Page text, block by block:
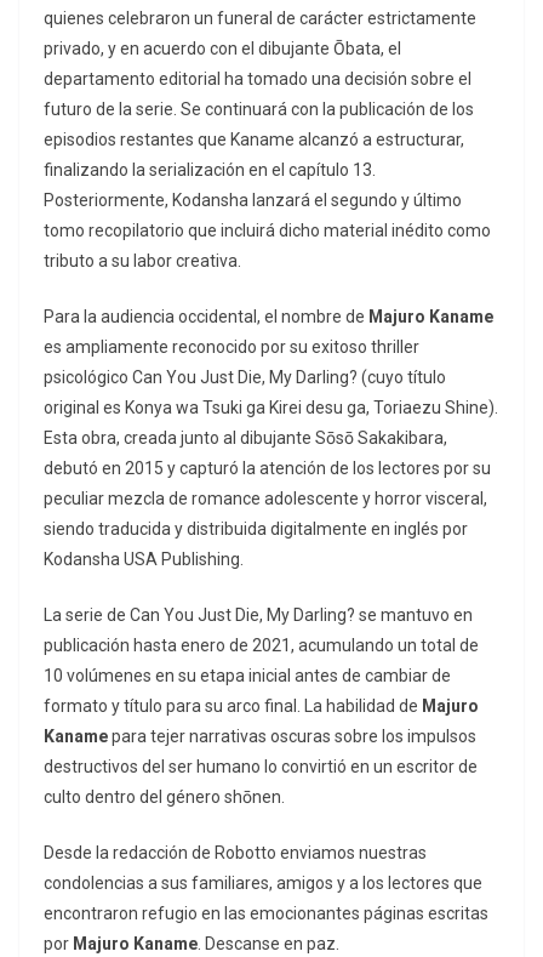
quienes celebraron un funeral de carácter estrictamente
privado, y en acuerdo con el dibujante Ōbata, el
departamento editorial ha tomado una decisión sobre el
futuro de la serie. Se continuará con la publicación de los
episodios restantes que Kaname alcanzó a estructurar,
finalizando la serialización en el capítulo 13.
Posteriormente, Kodansha lanzará el segundo y último
tomo recopilatorio que incluirá dicho material inédito como
tributo a su labor creativa.
Para la audiencia occidental, el nombre de Majuro Kaname
es ampliamente reconocido por su exitoso thriller
psicológico Can You Just Die, My Darling? (cuyo título
original es Konya wa Tsuki ga Kirei desu ga, Toriaezu Shine).
Esta obra, creada junto al dibujante Sōsō Sakakibara,
debutó en 2015 y capturó la atención de los lectores por su
peculiar mezcla de romance adolescente y horror visceral,
siendo traducida y distribuida digitalmente en inglés por
Kodansha USA Publishing.
La serie de Can You Just Die, My Darling? se mantuvo en
publicación hasta enero de 2021, acumulando un total de
10 volúmenes en su etapa inicial antes de cambiar de
formato y título para su arco final. La habilidad de Majuro
Kanamepara tejer narrativas oscuras sobre los impulsos
destructivos del ser humano lo convirtió en un escritor de
culto dentro del género shōnen
Desde la redacción de Robotto enviamos nuestras
condolencias a sus familiares, amigos y a los lectores que
encontraron refugio en las emocionantes páginas escritas
por Majuro Kaname . Descanse en paz.